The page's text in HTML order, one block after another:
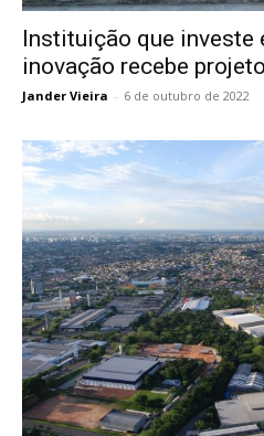
Instituição que investe
inovação recebe
Jander Vieira - 6 de outubro de 2022